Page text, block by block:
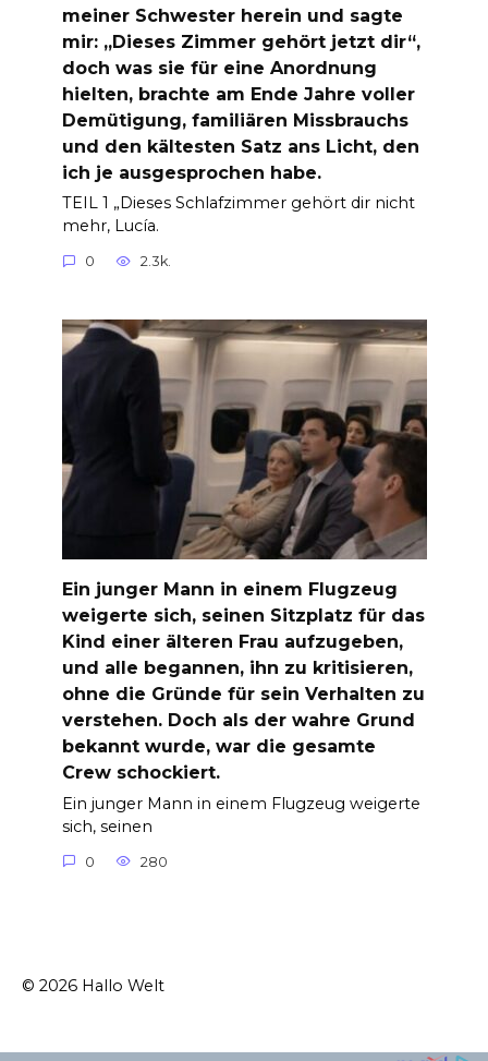
meiner Schwester herein und sagte
mir: „Dieses Zimmer gehört jetzt dir“,
doch was sie für eine Anordnung
hielten, brachte am Ende Jahre voller
Demütigung, familiären Missbrauchs
und den kältesten Satz ans Licht, den
ich je ausgesprochen habe.
TEIL 1 „Dieses Schlafzimmer gehört dir nicht
mehr, Lucía.
0 2.3k.
Ein junger Mann in einem Flugzeug
weigerte sich, seinen Sitzplatz für das
Kind einer älteren Frau aufzugeben,
und alle begannen, ihn zu kritisieren,
ohne die Gründe für sein Verhalten zu
verstehen. Doch als der wahre Grund
bekannt wurde, war die gesamte
Crew schockiert.
Ein junger Mann in einem Flugzeug weigerte
sich, seinen
0 280
© 2026 Hallo Welt